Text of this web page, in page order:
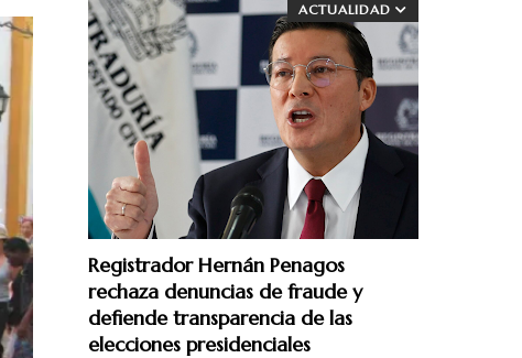
ACTUALIDAD
Registrador Hernán Penagos
rechaza denuncias de fraude y
defiende transparencia de las
elecciones presidenciales